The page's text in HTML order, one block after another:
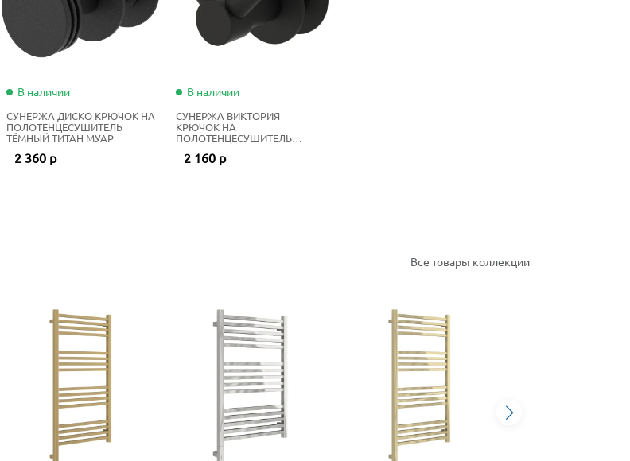
В наличии
СУНЕРЖА ДИСКО КРЮЧОК НА
ПОЛОТЕНЦЕСУШИТЕЛЬ
ТЁМНЫЙ ТИТАН МУАР
2 360 р
В наличии
СУНЕРЖА ВИКТОРИЯ
КРЮЧОК НА
ПОЛОТЕНЦЕСУШИТЕЛЬ
2 160 р
Все товары коллекции